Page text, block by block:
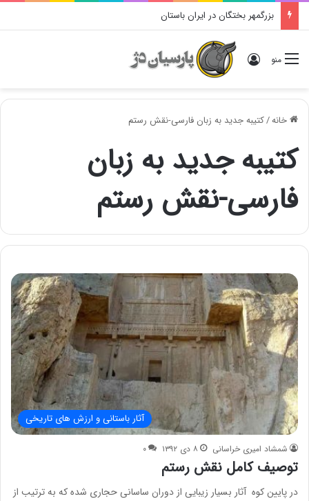
بزرگمهر بختگان در ایران باستان
منو ورود
خانه/کتیبه جدید به زبان فارسی-نقش رستم
کتیبه جدید به زبان
فارسی-نقش رستم
آثار باستانی و ارزش های تاریخی
شمشاد امیری خراسانی ۸ دی ۱۳۹۲ ۰
توصیف کامل نقش رستم
در پایین کوه آثار بسیار زیبایی از دوران ساسانی حجاری شده که به ترتیب از